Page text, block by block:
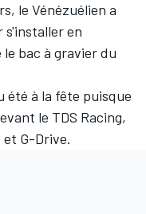
le Vénézuélien a
en
bac à gravier du
été à la fête puisque
le TDS Racing,
et G-Drive.